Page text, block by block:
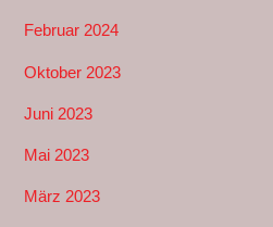
Februar 2024
Oktober 2023
Juni 2023
Mai 2023
März 2023